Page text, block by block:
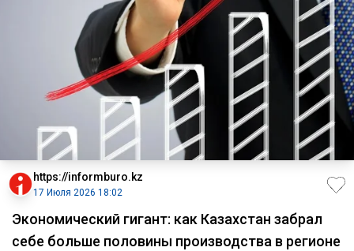
https://informburo.kz
17 Июля 2026 18:02
Экономический гигант: как Казахстан забрал
себе больше половины производства в регионе